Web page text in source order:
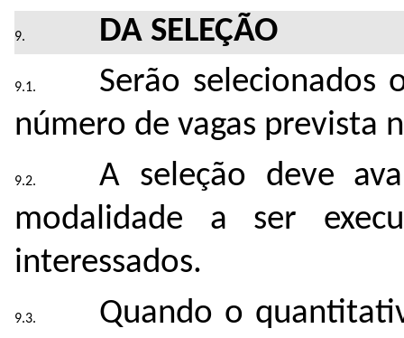
DA SELEÇÃO
Serão selecionados
número de vagas prevista
A seleção deve
modalidade a ser
interessados.
Quando o